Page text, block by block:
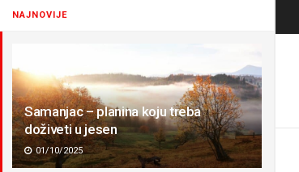
NAJNOVIJE
Samanjac – planina koju treba
doživeti u jesen
01/10/2025